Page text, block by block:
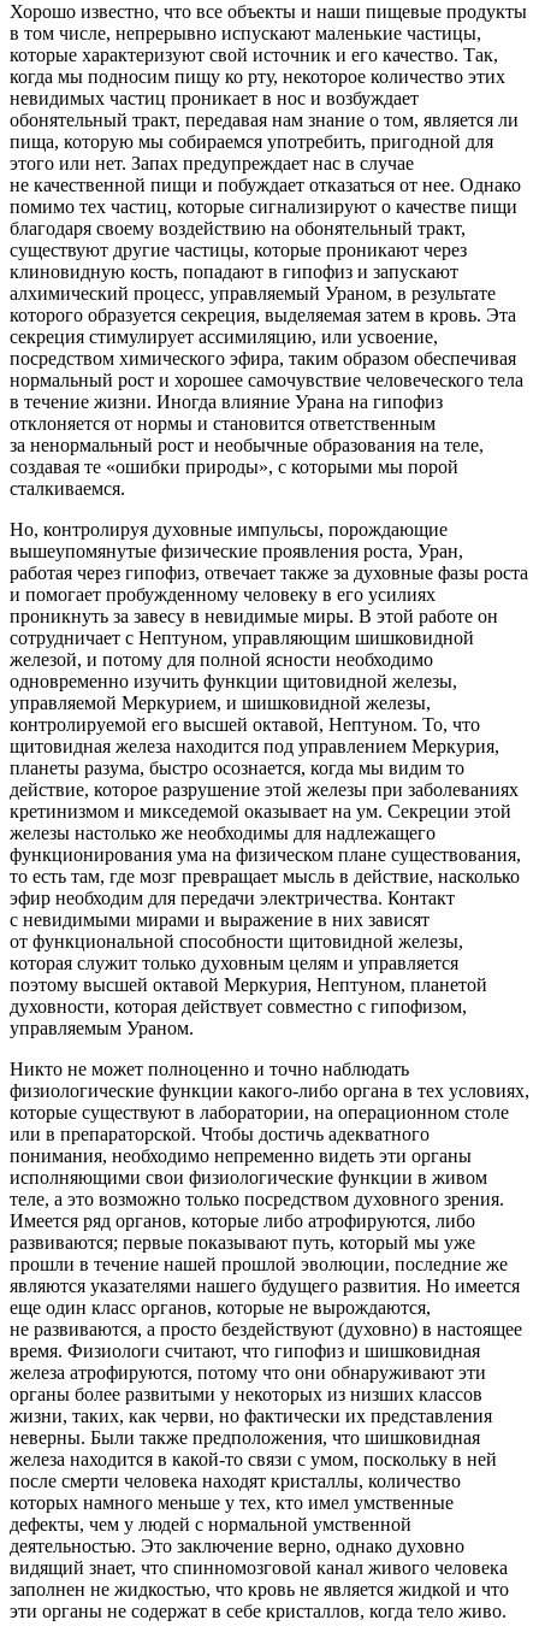
Хорошо известно, что все объекты и наши пищевые продукты
в том числе, непрерывно испускают маленькие частицы,
которые характеризуют свой источник и его качество. Так,
когда мы подносим пищу ко рту, некоторое количество этих
невидимых частиц проникает в нос и возбуждает
обонятельный тракт, передавая нам знание о том, является ли
пища, которую мы собираемся употребить, пригодной для
этого или нет. Запах предупреждает нас в случае
не качественной пищи и побуждает отказаться от нее. Однако
помимо тех частиц, которые сигнализируют о качестве пищи
благодаря своему воздействию на обонятельный тракт,
существуют другие частицы, которые проникают через
клиновидную кость, попадают в гипофиз и запускают
алхимический процесс, управляемый Ураном, в результате
которого образуется секреция, выделяемая затем в кровь. Эта
секреция стимулирует ассимиляцию, или усвоение,
посредством химического эфира, таким образом обеспечивая
нормальный рост и хорошее самочувствие человеческого тела
в течение жизни. Иногда влияние Урана на гипофиз
отклоняется от нормы и становится ответственным
за ненормальный рост и необычные образования на теле,
создавая те «ошибки природы», с которыми мы порой
сталкиваемся.
Но, контролируя духовные импульсы, порождающие
вышеупомянутые физические проявления роста, Уран,
работая через гипофиз, отвечает также за духовные фазы роста
и помогает пробужденному человеку в его усилиях
проникнуть за завесу в невидимые миры. В этой работе он
сотрудничает с Нептуном, управляющим шишковидной
железой, и потому для полной ясности необходимо
одновременно изучить функции щитовидной железы,
управляемой Меркурием, и шишковидной железы,
контролируемой его высшей октавой, Нептуном. То, что
щитовидная железа находится под управлением Меркурия,
планеты разума, быстро осознается, когда мы видим то
действие, которое разрушение этой железы при заболеваниях
кретинизмом и микседемой оказывает на ум. Секреции этой
железы настолько же необходимы для надлежащего
функционирования ума на физическом плане существования,
то есть там, где мозг превращает мысль в действие, насколько
эфир необходим для передачи электричества. Контакт
с невидимыми мирами и выражение в них зависят
от функциональной способности щитовидной железы,
которая служит только духовным целям и управляется
поэтому высшей октавой Меркурия, Нептуном, планетой
духовности, которая действует совместно с гипофизом,
управляемым Ураном.
Никто не может полноценно и точно наблюдать
физиологические функции какого-либо органа в тех условиях,
которые существуют в лаборатории, на операционном столе
или в препараторской. Чтобы достичь адекватного
понимания, необходимо непременно видеть эти органы
исполняющими свои физиологические функции в живом
теле, а это возможно только посредством духовного зрения.
Имеется ряд органов, которые либо атрофируются, либо
развиваются; первые показывают путь, который мы уже
прошли в течение нашей прошлой эволюции, последние же
являются указателями нашего будущего развития. Но имеется
еще один класс органов, которые не вырождаются,
не развиваются, а просто бездействуют (духовно) в настоящее
время. Физиологи считают, что гипофиз и шишковидная
железа атрофируются, потому что они обнаруживают эти
органы более развитыми у некоторых из низших классов
жизни, таких, как черви, но фактически их представления
неверны. Были также предположения, что шишковидная
железа находится в какой-то связи с умом, поскольку в ней
после смерти человека находят кристаллы, количество
которых намного меньше у тех, кто имел умственные
дефекты, чем у людей с нормальной умственной
деятельностью. Это заключение верно, однако духовно
видящий знает, что спинномозговой канал живого человека
заполнен не жидкостью, что кровь не является жидкой и что
эти органы не содержат в себе кристаллов, когда тело живо.